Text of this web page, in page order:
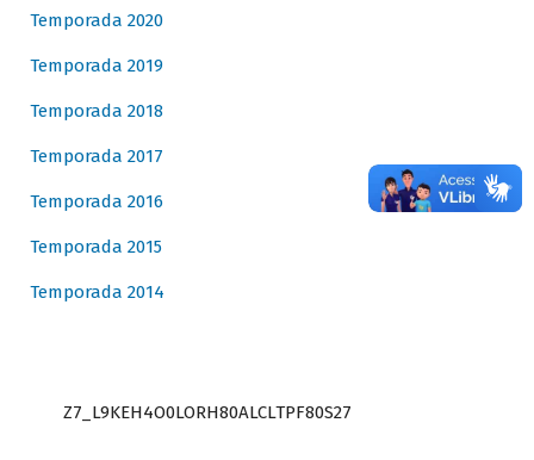
Temporada 2020
Temporada 2019
Temporada 2018
Temporada 2017
Temporada 2016
Temporada 2015
Temporada 2014
Z7_L9KEH4O0LORH80ALCLTPF80S27